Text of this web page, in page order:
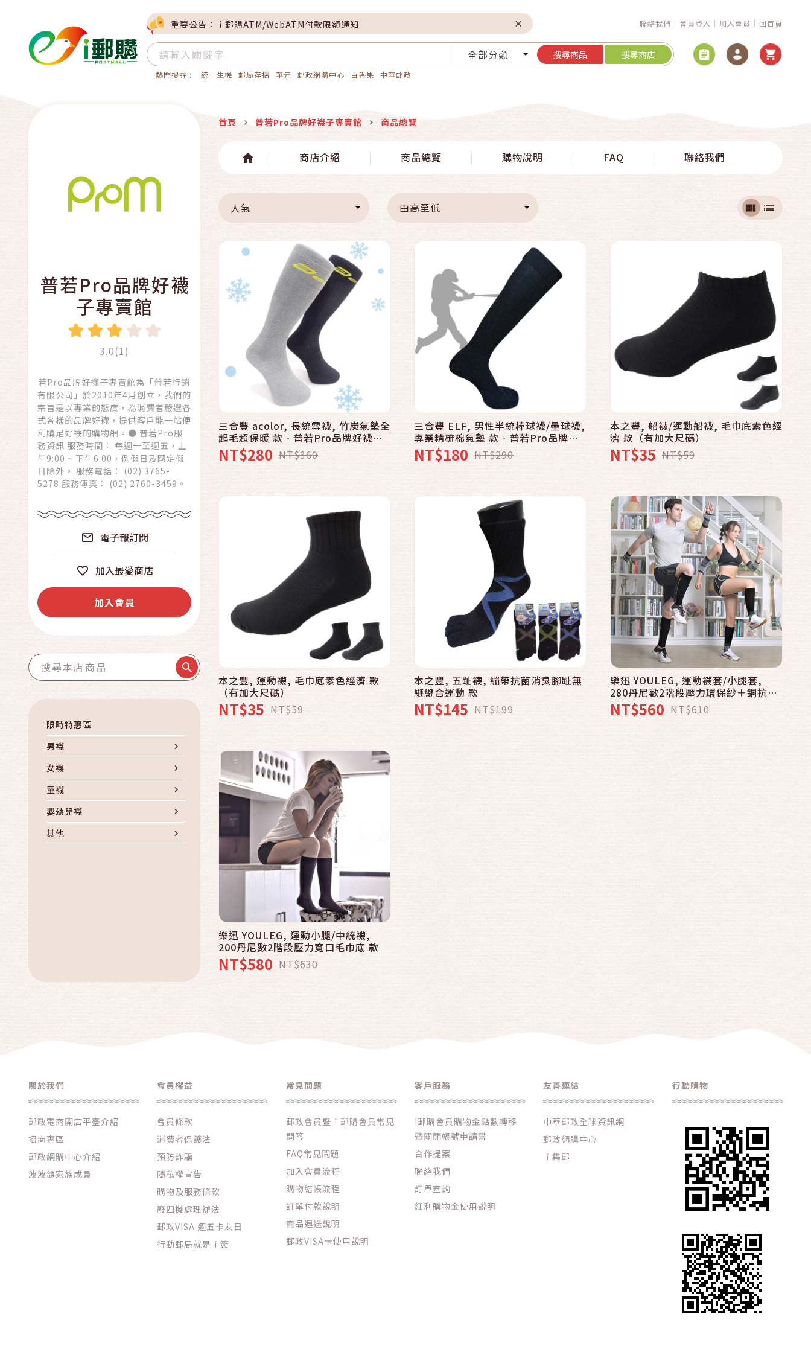
重要公告：ｉ郵購ATM/WebATM付款限額通知 聯絡我們 會員登入 加入會員 回首頁
全部分類 搜尋商品 搜尋商店
熱門搜尋 : 統一生機 郵局存摺 華元 郵政網購中心 百香果 中華郵政
普若Pro品牌好襪
子專賣館
3.0(1)
若Pro品牌好襪子專賣館為「普若行銷
有限公司」於2010年4月創立，我們的
宗旨是以專業的態度，為消費者嚴選各
式各樣的品牌好襪，提供客戶能一站便
利購足好襪的購物網。● 普若Pro服
務資訊 服務時間： 每週一至週五，上
午9:00 ~ 下午6:00，例假日及國定假
日除外。 服務電話： (02) 3765-
5278 服務傳真： (02) 2760-3459。
電子報訂閱
加入最愛商店
加入會員
限時特惠區
男襪
女襪
童襪
嬰幼兒襪
其他
首頁 普若Pro品牌好襪子專賣館 商品總覽
商店介紹 商品總覽 購物說明 FAQ 聯絡我們
人氣 由高至低
三合豐 acolor, 長統雪襪, 竹炭氣墊全
起毛超保暖 款 - 普若Pro品牌好襪子
專賣館
NT$280 NT$360
三合豐 ELF, 男性半統棒球襪/壘球襪,
專業精梳棉氣墊 款 - 普若Pro品牌好
襪子專賣館
NT$180 NT$290
本之豐, 船襪/運動船襪, 毛巾底素色經
濟 款（有加大尺碼）
NT$35 NT$59
快速結帳
加入購物車
本之豐, 運動襪, 毛巾底素色經濟 款
（有加大尺碼）
NT$35 NT$59
快速結帳
加入購物車
本之豐, 五趾襪, 繃帶抗菌消臭腳趾無
縫縫合運動 款
NT$145 NT$199
加入購物車
樂迅 YOULEG, 運動襪套/小腿套,
280丹尼數2階段壓力環保紗＋銅抗菌
紗除臭 款
NT$560 NT$610
到貨通知我
樂迅 YOULEG, 運動小腿/中統襪,
200丹尼數2階段壓力寬口毛巾底 款
NT$580 NT$630
關於我們
郵政電商開店平臺介紹
招商專區
郵政網購中心介紹
波波鴿家族成員
會員權益
會員條款
消費者保護法
預防詐騙
隱私權宣告
購物及服務條款
廢四機處理辦法
郵政VISA 週五卡友日
行動郵局就是ｉ簽
常見問題
郵政會員暨ｉ郵購會員常見
問答
FAQ常見問題
加入會員流程
購物結帳流程
訂單付款說明
商品運送說明
郵政VISA卡使用說明
客戶服務
i郵購會員購物金點數轉移
暨關閉帳號申請書
合作提案
聯絡我們
訂單查詢
紅利購物金使用說明
友善連結
中華郵政全球資訊網
郵政網購中心
ｉ集郵
行動購物